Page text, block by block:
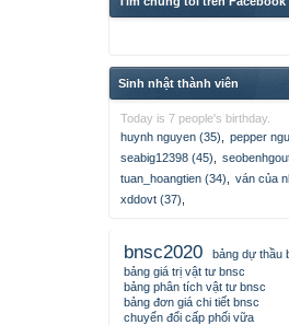
Sinh nhật thành viên
Today is 7 people's birthday.
huynh nguyen (35)
pepper
seabig12398 (45)
tuan_hoangtien (34)
ván của
xddovt (37)
bnsc2020
bảng dự thầu
bảng giá trị vật tư bnsc
bảng phân tích vật tư bnsc
bảng đơn giá chi tiết bnsc
chuyển đổi cấp phối vữa